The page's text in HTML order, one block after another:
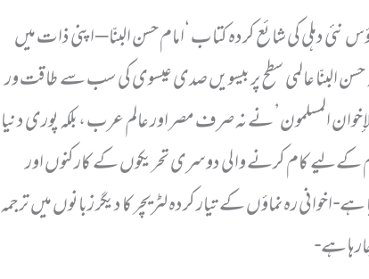
نئی دہلی کی شائع کردہ کتاب ‘امام حسن البنّا – اپنی ذات میں
البنّا عالمی سطح پر بیسویں صدی عیسوی کی سب سے طاقت ور
المسلمون’ نے نہ صرف مصر اور عالم عرب ، بلکہ پوری دنیا
لیے کام کرنے والی دوسری تحریکوں کے کارکنوں اور
اخوانی رہ نماؤں کے تیار کردہ لٹریچر کا دیگر زبانوں میں ترجمہ
ہے-